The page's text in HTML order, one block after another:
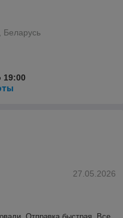
Беларусь
19:00
27.05.2026